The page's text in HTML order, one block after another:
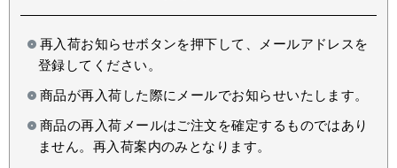
再入荷お知らせボタンを押下して、メールアドレスを
登録してください。
商品が再入荷した際にメールでお知らせいたします。
商品の再入荷メールはご注文を確定するものではあり
ません。再入荷案内のみとなります。